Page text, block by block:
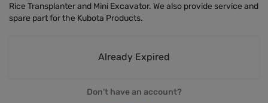
Rice Transplanter and Mini Excavator. We also provide service and
spare part for the Kubota Products.
Already Expired
Don't have an account?